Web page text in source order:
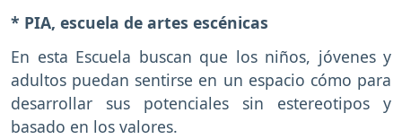
* PIA, escuela de artes escénicas
En esta Escuela buscan que los niños, jóvenes y
adultos puedan sentirse en un espacio cómo para
desarrollar sus potenciales sin estereotipos y
basado en los valores.